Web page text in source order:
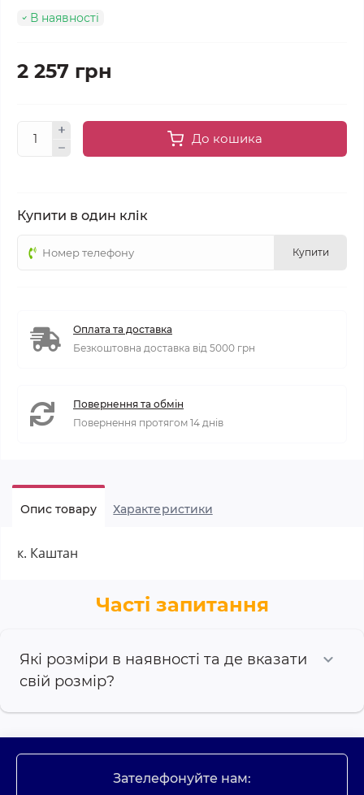
В наявності
2 257 грн
До кошика
Купити в один клік
Купити
Оплата та доставка
Безкоштовна доставка від 5000 грн
Повернення та обмін
Повернення протягом 14 днів
Опис товару Характеристики
к. Каштан
Часті запитання
Які розміри в наявності та де вказати
свій розмір?
Зателефонуйте нам: